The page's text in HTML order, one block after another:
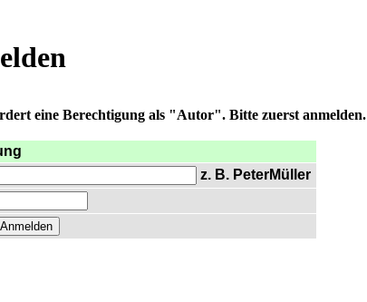
eine Berechtigung als "Autor". Bitte zuerst anmelden.
z. B. PeterMüller